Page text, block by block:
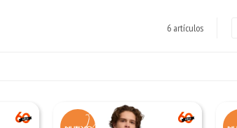
6 artículos